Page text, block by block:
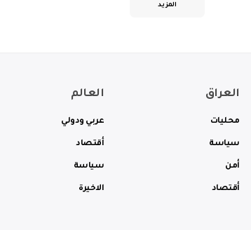
المزيد
العراق
محليات
سياسة
أمن
أقتصاد
العالم
عربي ودولي
أقتصاد
سياسة
الاخيرة